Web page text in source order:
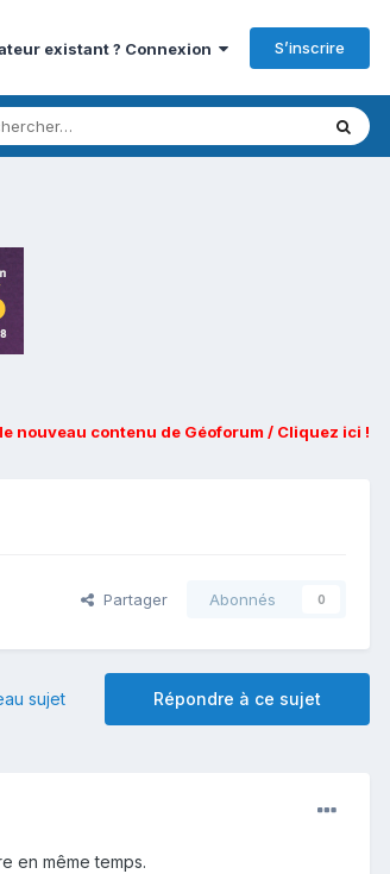
existant ? Connexion S’inscrire
nouveau contenu de Géoforum / Cliquez ici !
Partager Abonnés 0
Répondre à ce sujet
sujet
en même temps.